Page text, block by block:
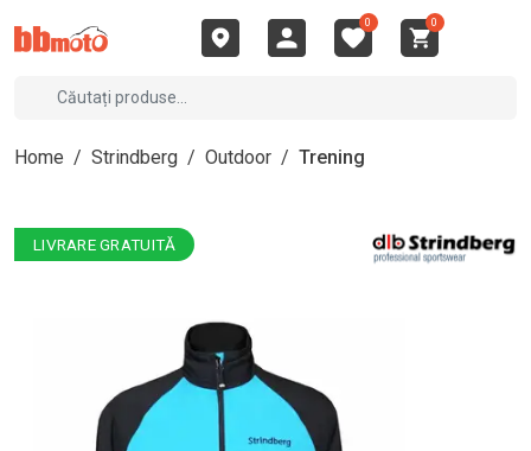
0 0
Home / Strindberg / Outdoor / Trening
LIVRARE GRATUITĂ